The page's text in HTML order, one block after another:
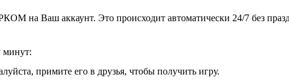
на Ваш аккаунт. Это происходит автоматически 24/7 без
минут:
примите его в друзья, чтобы получить игру.